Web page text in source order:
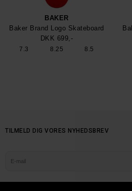
BAKER
Baker Brand Logo Skateboard
DKK 699,-
7.3 8.25 8.5
TILMELD DIG VORES NYHEDSBREV